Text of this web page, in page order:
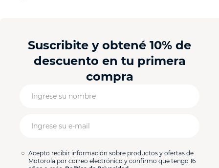
Suscribite y obtené 10% de
descuento en tu primera
compra
Acepto recibir información sobre productos y ofertas de
Motorola por correo electrónico y confirmo que tengo 16